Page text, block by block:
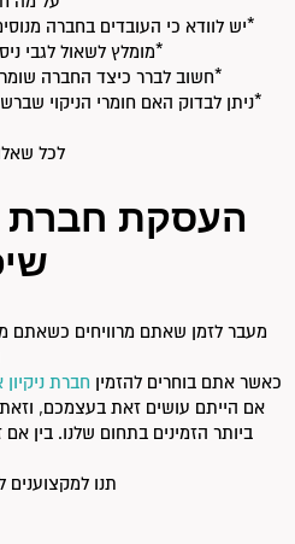
*יש לוודא כי העובדים בחברה
*מומלץ לשאול לגבי
*חשוב לברר כיצד החברה
*ניתן לבדוק האם חומרי הניקוי
לכל
העסקת חברת
מעבר לזמן שאתם מרוויחים כשאתם
כאשר אתם בוחרים להזמין חברת
אם הייתם עושים זאת בעצמכם, וזאת
ביותר הזמינים בתחום שלנו. בין
תנו